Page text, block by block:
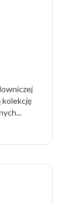
kolekcję